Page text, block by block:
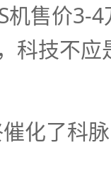
机售价3-
科技不应
化了科